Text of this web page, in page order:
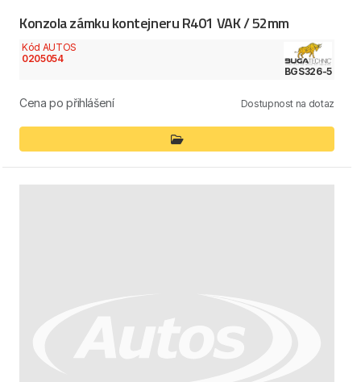
Konzola zámku kontejneru R401 VAK / 52mm
Kód AUTOS
0205054
BGS326-5
Cena po přihlášení Dostupnost na dotaz